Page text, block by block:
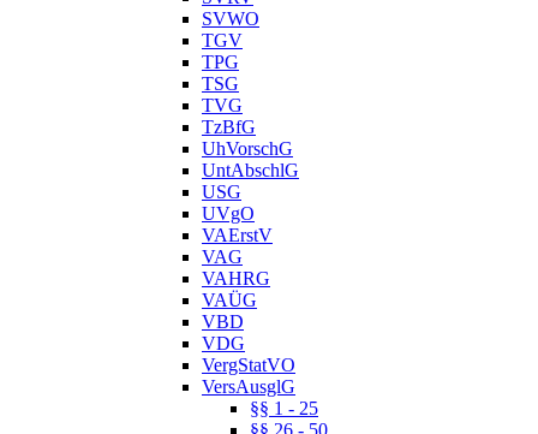
SVWO
TGV
TPG
TSG
TVG
TzBfG
UhVorschG
UntAbschlG
USG
UVgO
VAErstV
VAG
VAHRG
VAÜG
VBD
VDG
VergStatVO
VersAusglG
§§ 1 - 25
§§ 26 - 50